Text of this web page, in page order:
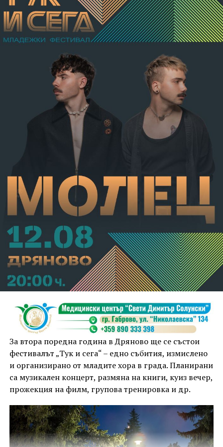
в областта на носа, и охлузни рани, довели до
разстройство на здравето, неопасно за живота.
Престъплението бе класифицирано по чл.131 ал.1
т.12 пр.1, вр. чл.130 ал.1 от НК, като А.Н. е освободен
от наказателна отговорност и му е наложено
административно наказание по реда на чл.78а ал.1
от НК – глоба в размер на 306,77 евро.
С постановление на Районна прокуратура-Габрово
В.А. е бил задържан за срок до 72 часа, а с
определение на Районен съд-Габрово спрямо него е
взета мярка за неотклонение „домашен арест“.
Съдебният акт е окончателен.
За втора поредна година в Дряново ще се състои
фестивалът „Тук и сега“ – едно събития, измислено
и организирано от младите хора в града. Планирани
са музикален концерт, размяна на книги, куиз вечер,
прожекция на филм, групова тренировка и др.